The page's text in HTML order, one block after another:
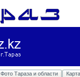
Фото Тараза и области